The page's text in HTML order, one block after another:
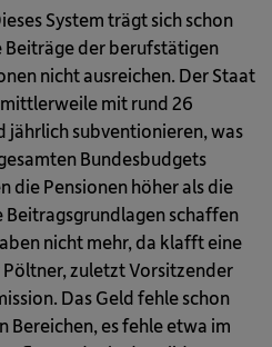
System trägt sich schon
Beiträge der berufstätigen
nicht ausreichen. Der Staat
mittlerweile mit rund 26
jährlich subventionieren, was
Bundesbudgets
die Pensionen höher als die
Beitragsgrundlagen schaffen
nicht mehr, da klafft eine
zuletzt Vorsitzender
Das Geld fehle schon
Bereichen, es fehle etwa im